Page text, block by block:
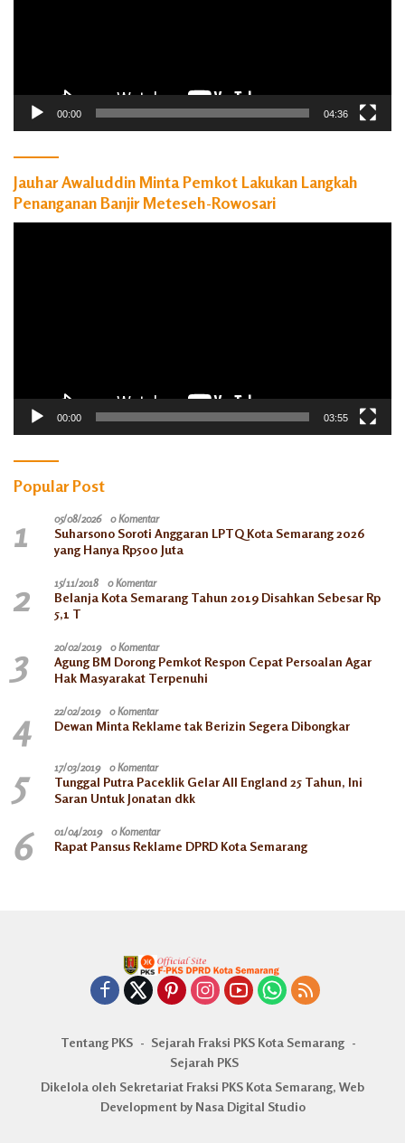
00:00 04:36
Jauhar Awaluddin Minta Pemkot Lakukan Langkah
Penanganan Banjir Meteseh-Rowosari
00:00 03:55
Popular Post
1 05/08/2026 0 Komentar
Suharsono Soroti Anggaran LPTQ Kota Semarang 2026
yang Hanya Rp500 Juta
2 15/11/2018 0 Komentar
Belanja Kota Semarang Tahun 2019 Disahkan Sebesar Rp
5,1 T
3 20/02/2019 0 Komentar
Agung BM Dorong Pemkot Respon Cepat Persoalan Agar
Hak Masyarakat Terpenuhi
4 22/02/2019 0 Komentar
Dewan Minta Reklame tak Berizin Segera Dibongkar
5 17/03/2019 0 Komentar
Tunggal Putra Paceklik Gelar All England 25 Tahun, Ini
Saran Untuk Jonatan dkk
6 01/04/2019 0 Komentar
Rapat Pansus Reklame DPRD Kota Semarang
Tentang PKS
Sejarah Fraksi PKS Kota Semarang
Sejarah PKS
Dikelola oleh Sekretariat Fraksi PKS Kota Semarang, Web
Development by Nasa Digital Studio